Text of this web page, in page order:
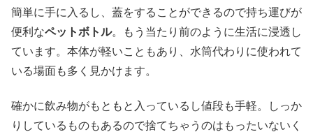
簡単に手に入るし、蓋をすることができるので持ち運びが
便利なペットボトル。もう当たり前のように生活に浸透し
ています。本体が軽いこともあり、水筒代わりに使われて
いる場面も多く見かけます。
確かに飲み物がもともと入っているし値段も手軽。しっか
りしているものもあるので捨てちゃうのはもったいないく